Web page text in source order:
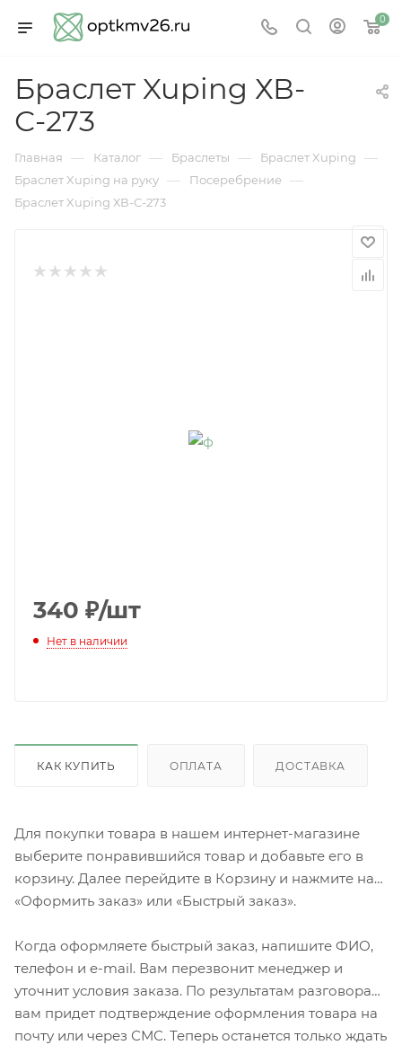
0
Браслет Xuping ХВ-
С-273
Главная — Каталог — Браслеты — Браслет Xuping —
Браслет Xuping на руку — Посеребрение —
Браслет Xuping ХВ-С-273
340 ₽/шт
Нет в наличии
КАК КУПИТЬ ОПЛАТА ДОСТАВКА
Для покупки товара в нашем интернет-магазине
выберите понравившийся товар и добавьте его в
корзину. Далее перейдите в Корзину и нажмите на
«Оформить заказ» или «Быстрый заказ».
Когда оформляете быстрый заказ, напишите ФИО,
телефон и e-mail. Вам перезвонит менеджер и
уточнит условия заказа. По результатам разговора
вам придет подтверждение оформления товара на
почту или через СМС. Теперь останется только ждать